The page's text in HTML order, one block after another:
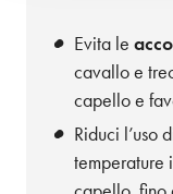
Evita le
cavallo e
capello e
Riduci l’uso
temperature